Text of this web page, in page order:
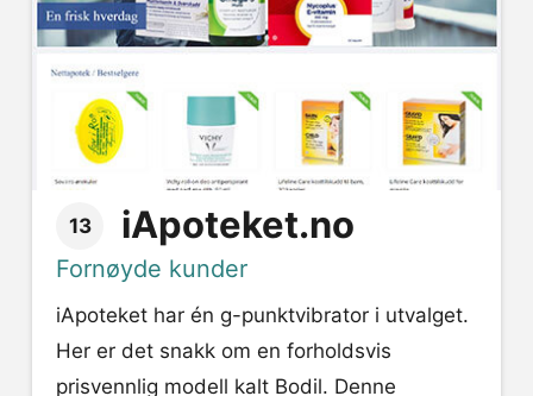
13 iApoteket.no
Fornøyde kunder
iApoteket har én g-punktvibrator i utvalget.
Her er det snakk om en forholdsvis
prisvennlig modell kalt Bodil. Denne